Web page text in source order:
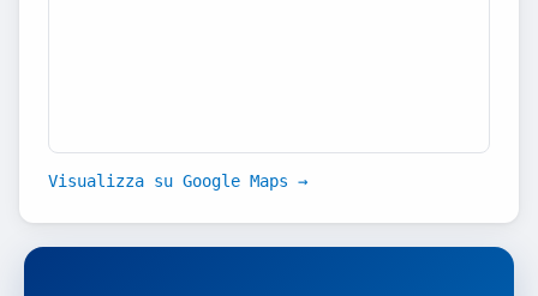
Visualizza su Google Maps →